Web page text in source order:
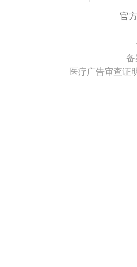
官
备
医疗广告审查证